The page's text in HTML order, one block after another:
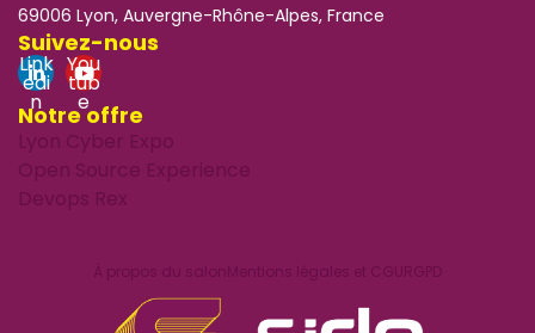
69006 Lyon, Auvergne-Rhône-Alpes, France
Suivez-nous
Link
edi
n
You
tub
e
Notre offre
Lyon Cyber Expo
Open Source Experience
Devops Rex
À propos du salonMentions légales et CGURGPD